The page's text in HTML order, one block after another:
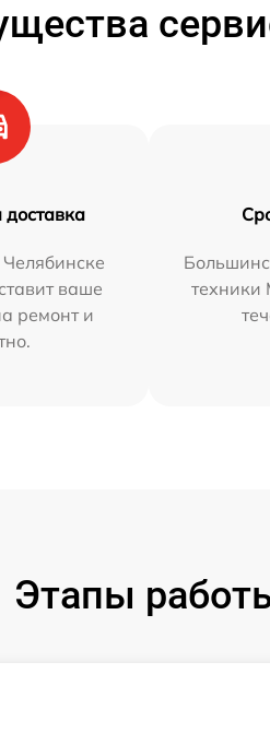
доставка
ваше
ремонт и
техники
Этапы